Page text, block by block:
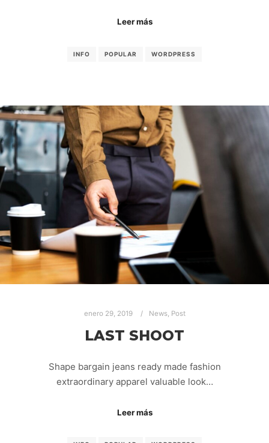
Leer más
INFO POPULAR WORDPRESS
enero 29, 2019 News, Post
LAST SHOOT
Shape bargain jeans ready made fashion
extraordinary apparel valuable look…
Leer más